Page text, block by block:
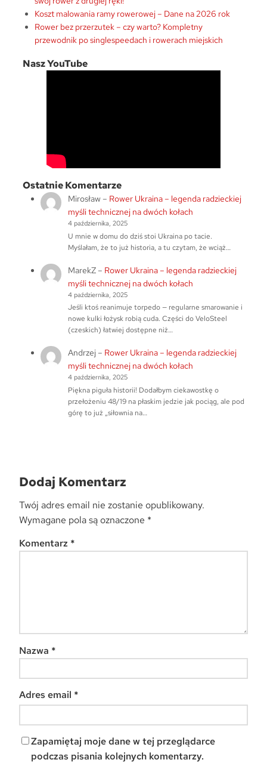
Koszt malowania ramy rowerowej – Dane na 2026 rok
Rower bez przerzutek – czy warto? Kompletny
przewodnik po singlespeedach i rowerach miejskich
Nasz YouTube
Ostatnie Komentarze
Mirosław– Rower Ukraina – legenda radzieckiej
myśli technicznej na dwóch kołach
4 października, 2025
U mnie w domu do dziś stoi Ukraina po tacie.
Myślałam, że to już historia, a tu czytam, że wciąż…
MarekZ– Rower Ukraina – legenda radzieckiej
myśli technicznej na dwóch kołach
4 października, 2025
Jeśli ktoś reanimuje torpedo — regularne smarowanie i
nowe kulki łożysk robią cuda. Części do VeloSteel
(czeskich) łatwiej dostępne niż…
Andrzej– Rower Ukraina – legenda radzieckiej
myśli technicznej na dwóch kołach
4 października, 2025
Piękna piguła historii! Dodałbym ciekawostkę o
przełożeniu 48/19 na płaskim jedzie jak pociąg, ale pod
górę to już „siłownia na…
Dodaj Komentarz
Twój adres email nie zostanie opublikowany.
Wymagane pola są oznaczone *
Komentarz *
Nazwa *
Adres email *
Zapamiętaj moje dane w tej przeglądarce
podczas pisania kolejnych komentarzy.